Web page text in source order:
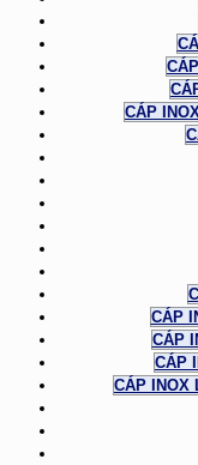
CÁP
CÁP
CÁP
CÁP
CÁP INOX